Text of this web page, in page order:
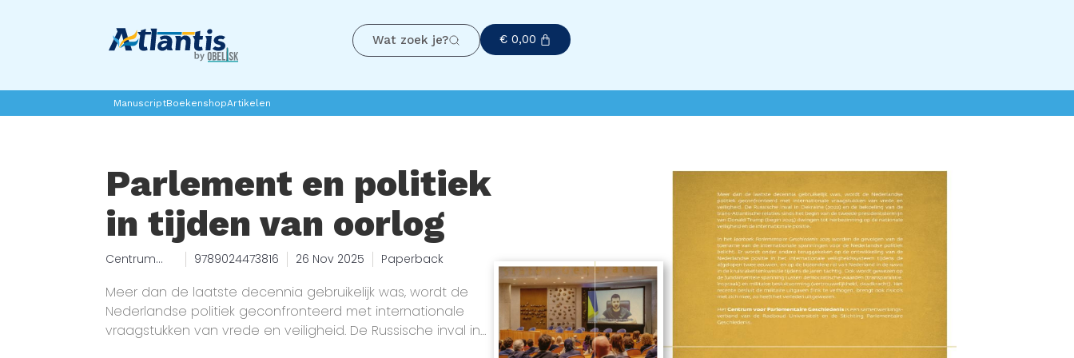
Wat zoek je? €0,00
ManuscriptBoekenshopArtikelen
Parlement en politiek
in tijden van oorlog
Centrum
Parlementai
re
Geschiedeni
s
9789024473816 26 Nov 2025 Paperback
Meer dan de laatste decennia gebruikelijk was, wordt de
Nederlandse politiek geconfronteerd met internationale
vraagstukken van vrede en veiligheid. De Russische inval in